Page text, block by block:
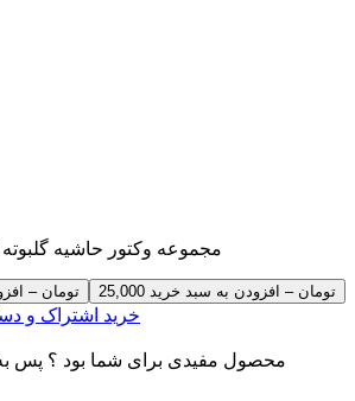
مجموعه وکتور حاشیه
25,000 تومان
خرید اشتراک و
محصول مفیدی برای شما بود ؟ پس به